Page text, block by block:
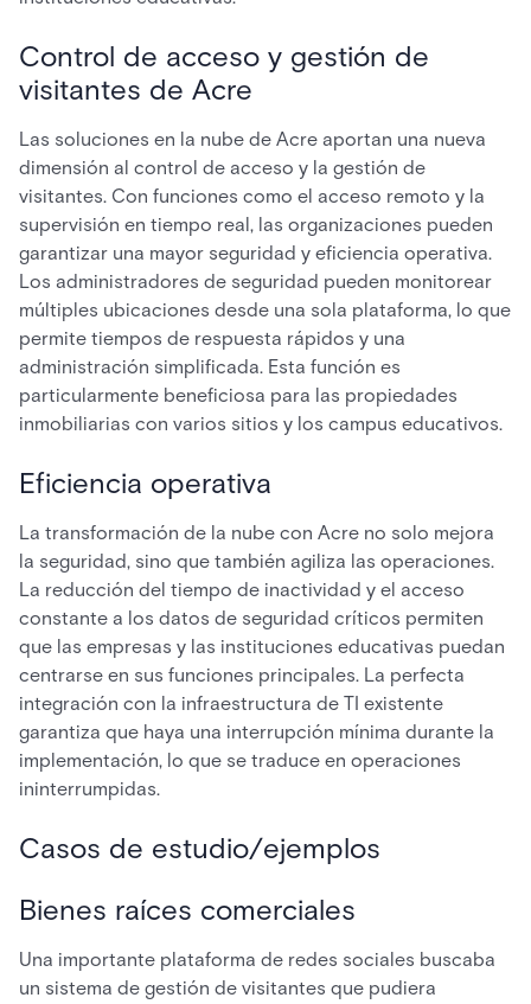
Control de acceso y gestión de
visitantes de Acre
Las soluciones en la nube de Acre aportan una nueva
dimensión al control de acceso y la gestión de
visitantes. Con funciones como el acceso remoto y la
supervisión en tiempo real, las organizaciones pueden
garantizar una mayor seguridad y eficiencia operativa.
Los administradores de seguridad pueden monitorear
múltiples ubicaciones desde una sola plataforma, lo que
permite tiempos de respuesta rápidos y una
administración simplificada. Esta función es
particularmente beneficiosa para las propiedades
inmobiliarias con varios sitios y los campus educativos.
Eficiencia operativa
La transformación de la nube con Acre no solo mejora
la seguridad, sino que también agiliza las operaciones.
La reducción del tiempo de inactividad y el acceso
constante a los datos de seguridad críticos permiten
que las empresas y las instituciones educativas puedan
centrarse en sus funciones principales. La perfecta
integración con la infraestructura de TI existente
garantiza que haya una interrupción mínima durante la
implementación, lo que se traduce en operaciones
ininterrumpidas.
Casos de estudio/ejemplos
Bienes raíces comerciales
Una importante plataforma de redes sociales buscaba
un sistema de gestión de visitantes que pudiera